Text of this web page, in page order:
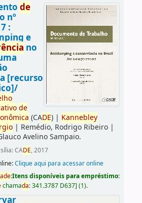
de
nº
:
e
no
[recurso
de
(CADE)| Kannebley
| Remédio, Rodrigo Ribeiro|
Avelino Sampaio.
CADE, 2017
Clique aqui para acessar online
de:Itens disponíveis para empréstimo:
chamada:341.3787 D637] (1).